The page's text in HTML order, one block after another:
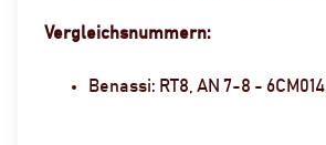
Vergleichsnummern:
Benassi: RT8, AN 7-8 - 6CM014